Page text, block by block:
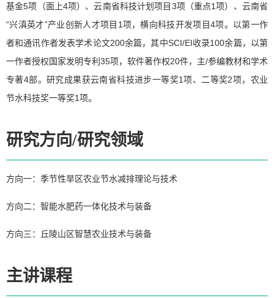
基金5项（面上4项）、云南省科技计划项目3项（重点1项）、云南省
“兴滇英才”产业创新人才项目1项，横向科技开发项目4项。以第一作
者和通讯作者发表学术论文200余篇，其中SCI/EI收录100余篇，以第
一作者授权国家发明专利35项，软件著作权20件，主/参编教材和学术
专著4部。研究成果获云南省科技进步一等奖1项、二等奖2项，农业
节水科技奖一等奖1项。
研究方向/研究领域
方向一：季节性旱区农业节水减排理论与技术
方向二：智能水肥药一体化技术与装备
方向三：丘陵山区智慧农业技术与装备
主讲课程